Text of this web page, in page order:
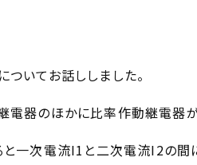
いてお話ししました。
器のほかに比率作動継電器が
と一次電流I1と二次電流I2の間